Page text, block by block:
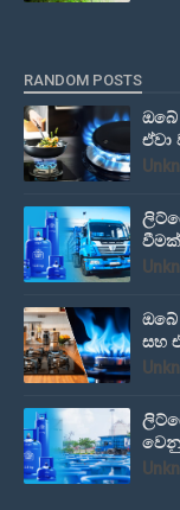
RANDOM POSTS
ඒවා
සහ